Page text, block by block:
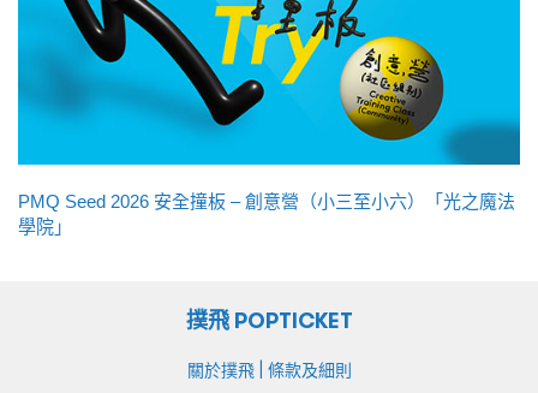
PMQ Seed 2026 安全撞板 – 創意營（小三至小六）「光之魔法
學院」
撲飛 POPTICKET
關於撲飛| 條款及細則